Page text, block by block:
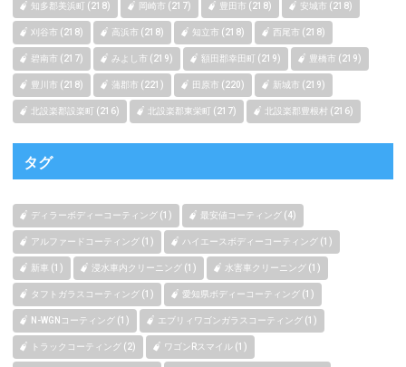
知多郡美浜町 (218) 岡崎市 (217) 豊田市 (218) 安城市 (218)
刈谷市 (218) 高浜市 (218) 知立市 (218) 西尾市 (218)
碧南市 (217) みよし市 (219) 額田郡幸田町 (219) 豊橋市 (219)
豊川市 (218) 蒲郡市 (221) 田原市 (220) 新城市 (219)
北設楽郡設楽町 (216) 北設楽郡東栄町 (217) 北設楽郡豊根村 (216)
タグ
ディラーボディーコーティング (1) 最安値コーティング (4)
アルファードコーティング (1) ハイエースボディーコーティング (1)
新車 (1) 浸水車内クリーニング (1) 水害車クリーニング (1)
タフトガラスコーティング (1) 愛知県ボディーコーティング (1)
N-WGNコーティング (1) エブリィワゴンガラスコーティング (1)
トラックコーティング (2) ワゴンRスマイル (1)